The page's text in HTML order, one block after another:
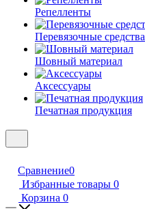
Репелленты
Перевязочные средства
Шовный материал
Аксессуары
Печатная продукция
Сравнение0
Избранные товары 0
Корзина 0